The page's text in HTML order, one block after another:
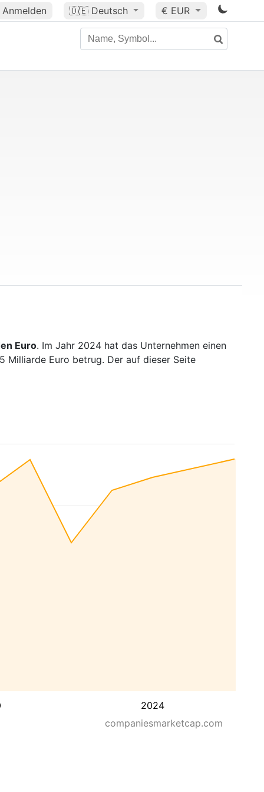
Anmelden 🇩🇪 Deutsch € EUR
Euro. Im Jahr 2024 hat das Unternehmen einen
Milliarde Euro betrug. Der auf dieser Seite
2024
companiesmarketcap.com